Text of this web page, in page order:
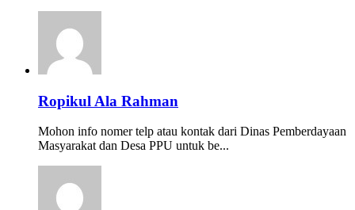
Ropikul Ala Rahman
Mohon info nomer telp atau kontak dari Dinas Pemberdayaan
Masyarakat dan Desa PPU untuk be...